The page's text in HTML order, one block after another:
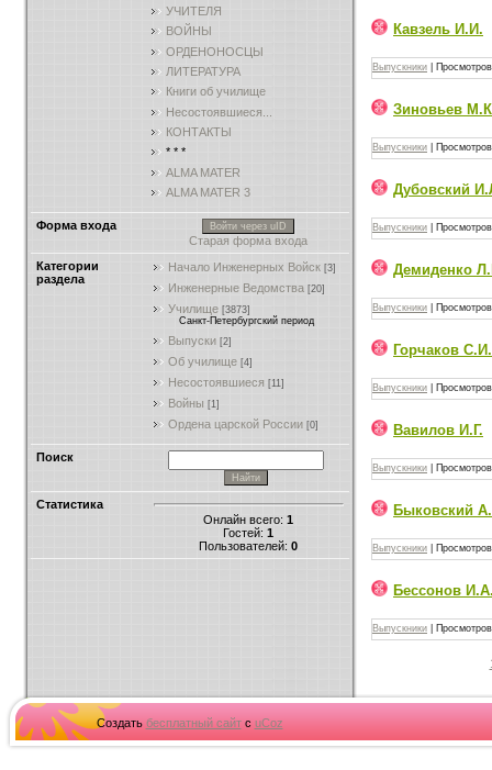
УЧИТЕЛЯ
ВОЙНЫ
ОРДЕНОНОСЦЫ
ЛИТЕРАТУРА
Книги об училище
Несостоявшиеся...
КОНТАКТЫ
* * *
ALMA MATER
ALMA MATER 3
Форма входа Войти через uID
Старая форма входа
Категории
раздела
Начало Инженерных Войск [3]
Инженерные Ведомства [20]
Училищe [3873]
Санкт-Петербургский период
Выпуски [2]
Об училище [4]
Несостоявшиеся [11]
Войны [1]
Ордена царской России [0]
Поиск
Статистика
Онлайн всего: 1
Гостей: 1
Пользователей: 0
Кавзель И.И.
Выпускники
Зиновьев
Выпускники
Дубовский
Выпускники
Демиденко
Выпускники
Горчаков С.И.
Выпускники
Вавилов И.Г.
Выпускники
Быковский
Выпускники
Бессонов
Выпускники
Создать бесплатный сайтс uCoz